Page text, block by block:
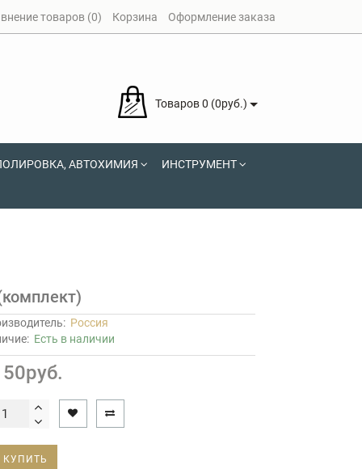
товаров (0) Корзина Оформление заказа
Товаров 0 (0руб.)
АВТОХИМИЯ ИНСТРУМЕНТ
Россия
Есть в наличии
КУПИТЬ